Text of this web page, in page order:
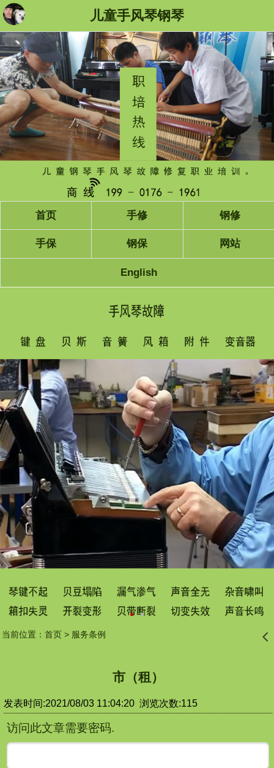
儿童手风琴钢琴
首页 手修 钢修
手保 钢保 网站
English
当前位置： 首页> 服务条例 󰊒
市（租）
发表时间:2021/08/03 11:04:20 浏览次数:115
访问此文章需要密码.